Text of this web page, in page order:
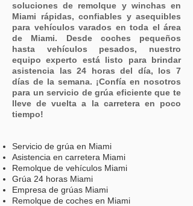
soluciones de remolque y winchas en
Miami rápidas, confiables y asequibles
para vehículos varados en toda el área
de Miami. Desde coches pequeños
hasta vehículos pesados, nuestro
equipo experto está listo para brindar
asistencia las 24 horas del día, los 7
días de la semana. ¡Confía en nosotros
para un servicio de grúa eficiente que te
lleve de vuelta a la carretera en poco
tiempo!
Servicio de grúa en Miami
Asistencia en carretera Miami
Remolque de vehículos Miami
Grúa 24 horas Miami
Empresa de grúas Miami
Remolque de coches en Miami